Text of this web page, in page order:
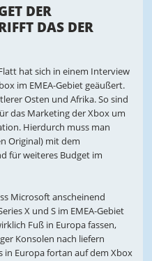
DER
DAS DER
hat sich in einem Interview
im EMEA-Gebiet geäußert.
Osten und Afrika. So sind
das Marketing der Xbox um
Hierdurch muss man
Original) mit dem
für weiteres Budget im
Microsoft anscheinend
X und S im EMEA-Gebiet
Fuß in Europa fassen,
Konsolen nach liefern
in Europa fortan auf dem Xbox